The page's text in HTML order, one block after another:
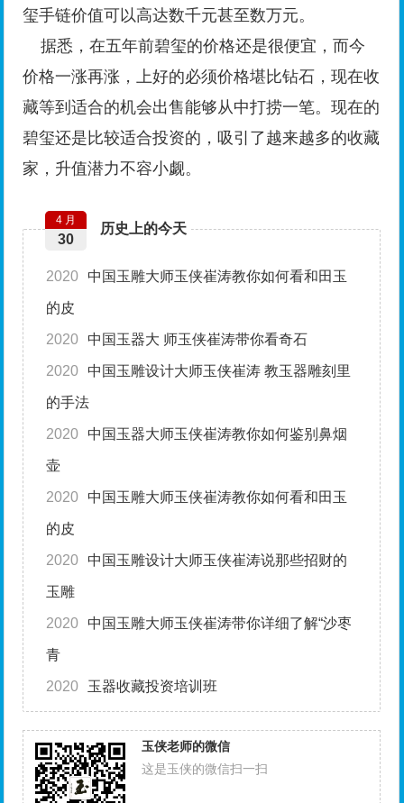
玺手链价值可以高达数千元甚至数万元。
据悉，在五年前碧玺的价格还是很便宜，而今
价格一涨再涨，上好的必须价格堪比钻石，现在收
藏等到适合的机会出售能够从中打捞一笔。现在的
碧玺还是比较适合投资的，吸引了越来越多的收藏
家，升值潜力不容小觑。
历史上的今天
4 月
30
2020 中国玉雕大师玉侠崔涛教你如何看和田玉
的皮
2020 中国玉器大 师玉侠崔涛带你看奇石
2020 中国玉雕设计大师玉侠崔涛 教玉器雕刻里
的手法
2020 中国玉器大师玉侠崔涛教你如何鉴别鼻烟
壶
2020 中国玉雕大师玉侠崔涛教你如何看和田玉
的皮
2020 中国玉雕设计大师玉侠崔涛说那些招财的
玉雕
2020 中国玉雕大师玉侠崔涛带你详细了解“沙枣
青
2020 玉器收藏投资培训班
玉侠老师的微信
这是玉侠的微信扫一扫